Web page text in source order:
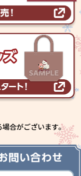
合がございます｡